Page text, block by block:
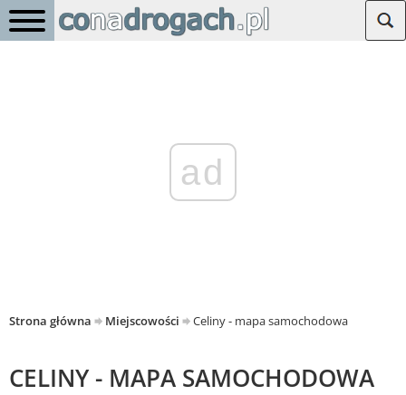
ad
Strona główna Miejscowości Celiny - mapa samochodowa
CELINY - MAPA SAMOCHODOWA